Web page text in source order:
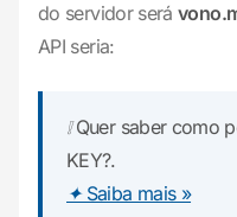
do servidor será
API seria:
❕ Quer saber como
KEY?.
✦ Saiba mais »